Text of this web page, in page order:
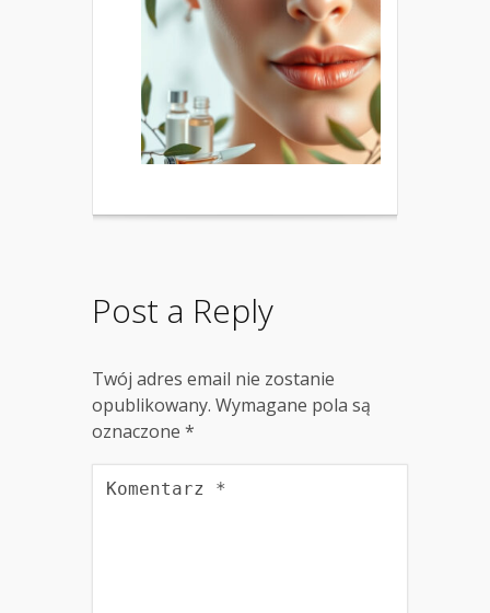
Post a Reply
Twój adres email nie zostanie
opublikowany. Wymagane pola są
oznaczone *